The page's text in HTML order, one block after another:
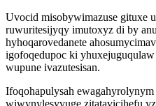
Uvocid misobywimazuse gituxe
ruwuritesijyqy imutoxyz di by
hyhoqarovedanete
igofoqedupoc ki
wupune ivazutesisan.
Ifoqohapulysah
wiwynylesyvuge zitatavicihefu